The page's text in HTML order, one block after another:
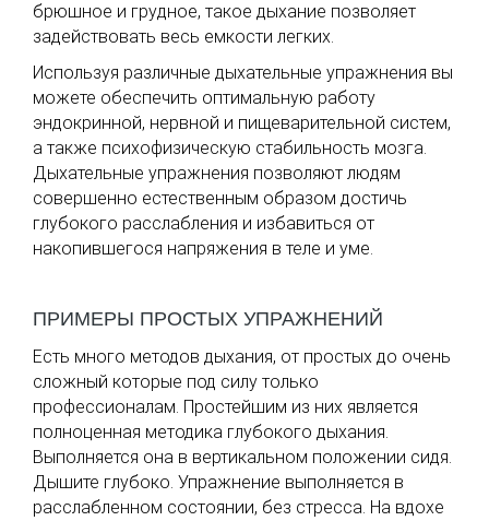
брюшное и грудное, такое дыхание позволяет
задействовать весь емкости легких.
Используя различные дыхательные упражнения вы
можете обеспечить оптимальную работу
эндокринной, нервной и пищеварительной систем,
а также психофизическую стабильность мозга.
Дыхательные упражнения позволяют людям
совершенно естественным образом достичь
глубокого расслабления и избавиться от
накопившегося напряжения в теле и уме.
ПРИМЕРЫ ПРОСТЫХ УПРАЖНЕНИЙ
Есть много методов дыхания, от простых до очень
сложный которые под силу только
профессионалам. Простейшим из них является
полноценная методика глубокого дыхания.
Выполняется она в вертикальном положении сидя.
Дышите глубоко. Упражнение выполняется в
расслабленном состоянии, без стресса. На вдохе